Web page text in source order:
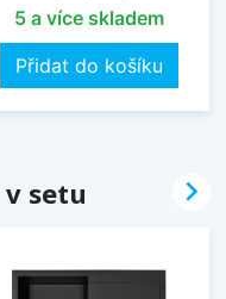
5 a více skladem
Přidat do košíku
setu 